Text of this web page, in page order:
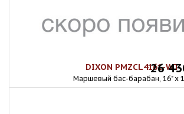
DIXON PMZCL4161-WT
Маршевый бас-барабан, 16" х
26